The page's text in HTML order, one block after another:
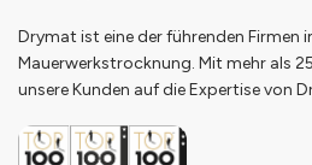
Drymat ist eine der führenden Firmen
Mauerwerkstrocknung. Mit mehr als
unsere Kunden auf die Expertise von